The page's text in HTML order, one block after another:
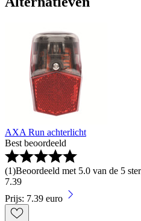
AXA Run achterlicht
Best beoordeeld
(1)Beoordeeld met 5.0 van de 5
7.39
Prijs: 7.39 euro